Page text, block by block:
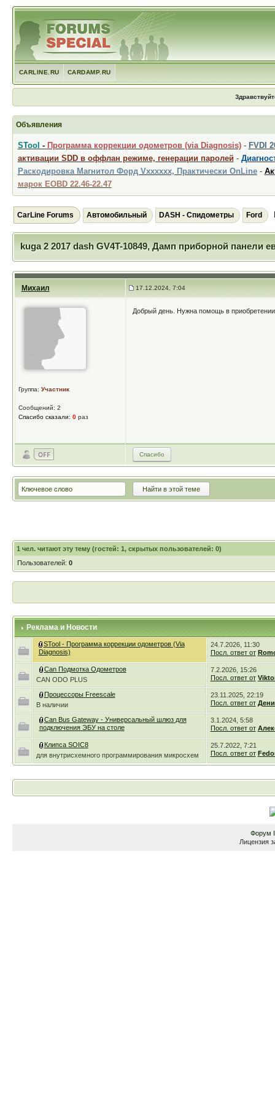
CARLINE.RU CARDAMP.RU
Объявления
STool - Программа коррекции одометров (via Diagnosis)- FVDI
активации SDD в оффлан режиме, генерации паролей -
Раскодировка Магнитол Форд Vxxxxxx, Практически OnLine-
марок EOBD 22.46-22.47
CarLine Forums Автомобильный DASH - Спидометры Ford
kuga 2 2017 dash GV4T-10849, Дамп приборной панели
Михаил 17.12.2024, 7:04
Группа: Участник
Сообщений: 2
Спасибо сказали: 0раз
Добрый день. Нужна помощь в
Спасибо
1 чел. читают эту тему (гостей: 1, скрытых пользователей: 0)
Пользователей: 0
Реклама и Новости
STool - Программа коррекции одометров (Via
Diagnosis)
24.7.2026, 11:30
Посл. ответ от
Can Подмотка Одометров
CAN ODO PLUS
7.2.2026, 15:26
Посл. ответ от
Процессоры Freescale
В наличии
23.11.2025, 22:19
Посл. ответ от
Can Bus Gateway - Универсальный шлюз для
подключения ЭБУ на столе
3.1.2024, 5:58
Посл. ответ от
Клипса SOIC8
для внутрисхемного программирования микросхем
25.7.2022, 7:21
Посл. ответ от
Форум
Лицензия